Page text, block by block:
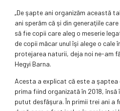
„De şapte ani organizăm această
ani sperăm că şi din generaţiile
să fie copii care aleg o meserie
de copii măcar unul îşi alege o cale
protejarea naturii, deja noi ne-am
Hegyi Barna.
Acesta a explicat că este a
prima fiind organizată în 2018,
putut desfăşura. În primii trei ani a